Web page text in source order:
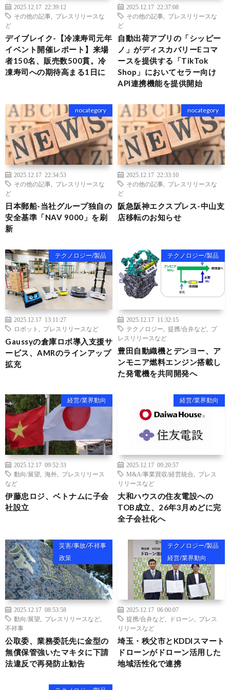
2025.12.17 22:39:12
その他の記事
プレスリリースな
ど
デイブレイク-【冷凍寿司元年
イベント開催レポート】来場
者150名、販売数500貫。冷
凍寿司への期待高まる1日に
2025.12.17 22:37:08
その他の記事
プレスリリースな
ど
自動出荷アプリの「シッピー
ノ」がディスカバリーEコマ
ースを提供する「TikTok
Shop」においてセラー向け
API連携機能を提供開始
nocategory
2025.12.17 22:34:53
その他の記事
プレスリリースな
ど
日本郵船-当社グループ独自の
安全基準「NAV 9000」を刷
新
nocategory
2025.12.17 22:33:10
その他の記事
プレスリリースな
ど
阪急阪神エクスプレス-中山支
店移転のお知らせ
テクノロジー/製品
2025.12.17 13:11:27
ロボット
プレスリリースなど
Gaussyの倉庫ロボ導入支援サ
ービス、AMRのラインアップ
拡充
テクノロジー/製品
2025.12.17 11:32:15
テクノロジー
提携/合弁など
プ
レスリリースなど
豊田自動織機とデンヨー、ア
ンモニア燃料エンジン搭載し
た発電機を共同開発へ
経営/業界動向
2025.12.17 09:52:33
動向/展望
海外
プレスリリース
など
伊藤忠ロジ、ベトナムに子会
社設立
経営/業界動向
2025.12.17 09:20:57
M&A/事業買収/経営統合
プレス
リリースなど
大和ハウスの住友電設への
TOB成立、26年3月めどに完
全子会社化へ
災害/事故/不祥事
政策
2025.12.17 08:53:58
動向/展望
プレスリリースなど
不祥事
公取委、業務委託先に金型の
無償保管強いたマキタに下請
法違反で再発防止勧告
テクノロジー/製品
経営/業界動向
2025.12.17 06:00:07
提携/合弁など
ドローン
プレス
リリースなど
埼玉・秩父市とKDDIスマート
ドローンがドローン活用した
地域活性化で連携